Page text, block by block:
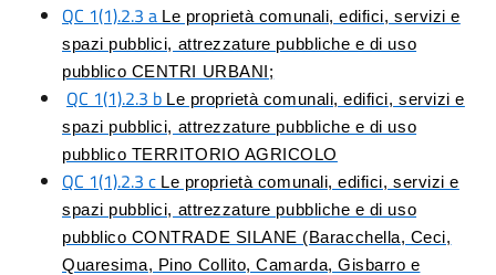
QC 1(1).2.3 a Le proprietà comunali, edifici, servizi e
spazi pubblici, attrezzature pubbliche e di uso
pubblico CENTRI URBANI;
QC 1(1).2.3 b Le proprietà comunali, edifici, servizi e
spazi pubblici, attrezzature pubbliche e di uso
pubblico TERRITORIO AGRICOLO
QC 1(1).2.3 c Le proprietà comunali, edifici, servizi e
spazi pubblici, attrezzature pubbliche e di uso
pubblico CONTRADE SILANE (Baracchella, Ceci,
Quaresima, Pino Collito, Camarda, Gisbarro e